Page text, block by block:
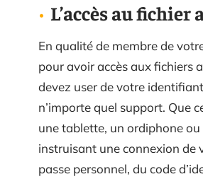
L’accès au fichier
En qualité de membre de
pour avoir accès aux fichiers
devez user de votre
n’importe quel support. Que
une tablette, un ordiphone
instruisant une connexion de
passe personnel, du code